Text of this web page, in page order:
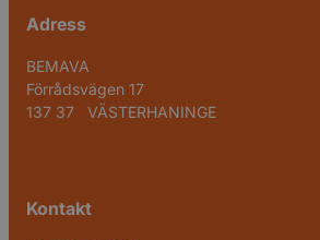
Adress
BEMAVA
Förrådsvägen 17
137 37 VÄSTERHANINGE
Kontakt